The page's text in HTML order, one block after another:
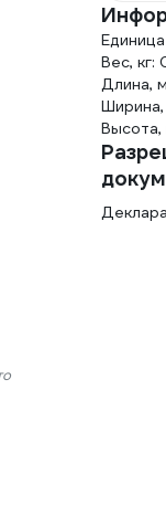
Вес, кг:
Длина,
Высота,